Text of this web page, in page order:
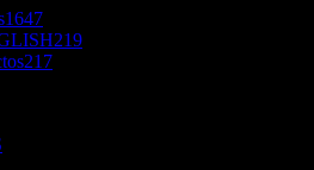
1647
219
217